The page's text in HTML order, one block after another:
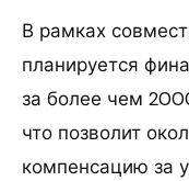
В рамках
планируется
за более чем
что позволит
компенсацию за